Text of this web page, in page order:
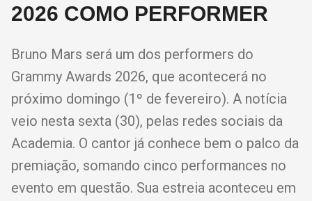
2026 COMO PERFORMER
Bruno Mars será um dos performers do
Grammy Awards 2026, que acontecerá no
próximo domingo (1º de fevereiro). A notícia
veio nesta sexta (30), pelas redes sociais da
Academia. O cantor já conhece bem o palco da
premiação, somando cinco performances no
evento em questão. Sua estreia aconteceu em